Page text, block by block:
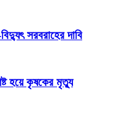
সরবরাহের দাবি
হয়ে কৃষকের মৃত্যু